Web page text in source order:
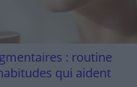
: routine
qui aident